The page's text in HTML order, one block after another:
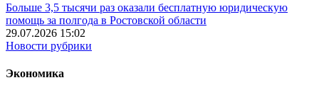
Больше 3,5 тысячи раз оказали бесплатную юридическую
помощь за полгода в Ростовской области
29.07.2026 15:02
Новости рубрики
Экономика